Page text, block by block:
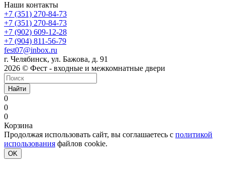
Наши контакты
+7 (351) 270-84-73
+7 (351) 270-84-73
+7 (902) 609-12-28
+7 (904) 811-56-79
fest07@inbox.ru
г. Челябинск, ул. Бажова, д. 91
2026 © Фест - входные и межкомнатные двери
Найти
0
0
0
Корзина
Продолжая использовать сайт, вы соглашаетесь с политикой
использования файлов cookie.
OK